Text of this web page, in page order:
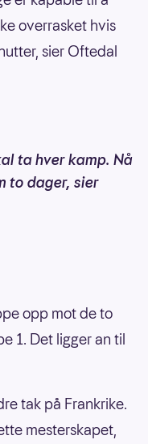
overrasket hvis
sier Oftedal
ta hver kamp. Nå
to dager, sier
opp mot de to
1. Det ligger an til
tak på Frankrike.
mesterskapet,